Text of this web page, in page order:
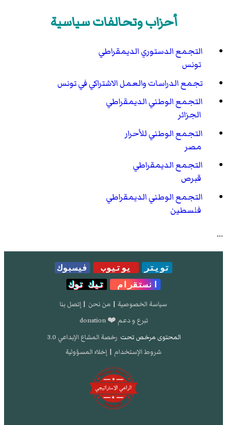
أحزاب وتحالفات سياسية
التجمع الدستوري الديمقراطي
تونس
تجمع الدراسات والعمل الاشتراكي في تونس
التجمع الوطني الديمقراطي
الجزائر
التجمع الوطني للأحرار
مصر
التجمع الديمقراطي
قبرص
التجمع الوطني الديمقراطي
فلسطين
...
تويتر يوتيوب
فيسبوك
انستقرام
تيك توك
سياسة الخصوصية | من نحن | إتصل بنا
تبرع و دعم ❤️ donation
المحتوى مرخص تحت رخصة المشاع الإبداعي 3.0
شروط الإستخدام | إخلاء المسؤولية